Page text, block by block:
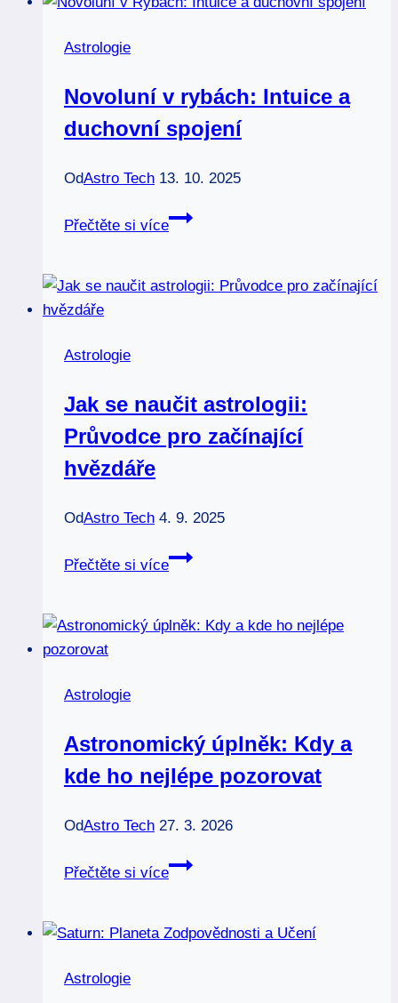
Jak
Astrologie
Novoluní v rybách: Intuice a
duchovní spojení
OdAstro Tech 13. 10. 2025
Přečtěte si více
Novoluní
Intuice
Astrologie
Jak se naučit astrologii:
Průvodce pro začínající
hvězdáře
OdAstro Tech 4. 9. 2025
Přečtěte si více
Jak
astrologii:
Astrologie
Astronomický úplněk: Kdy a
kde ho nejlépe pozorovat
OdAstro Tech 27. 3. 2026
Přečtěte si více
Astronomický
a
Astrologie